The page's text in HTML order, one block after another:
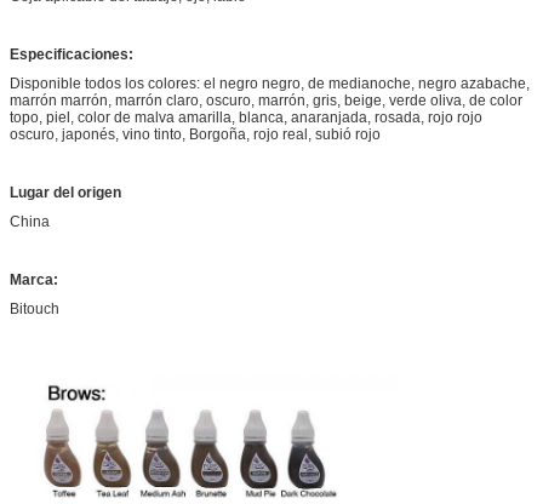
Especificaciones:
Disponible todos los colores: el negro negro, de medianoche, negro azabache,
marrón marrón, marrón claro, oscuro, marrón, gris, beige, verde oliva, de color
topo, piel, color de malva amarilla, blanca, anaranjada, rosada, rojo rojo
oscuro, japonés, vino tinto, Borgoña, rojo real, subió rojo
Lugar del origen
China
Marca:
Bitouch